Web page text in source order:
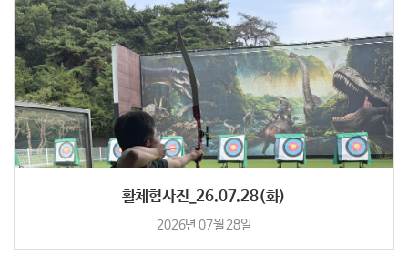
활체험사진_26.07.28(화)
2026년 07월 28일